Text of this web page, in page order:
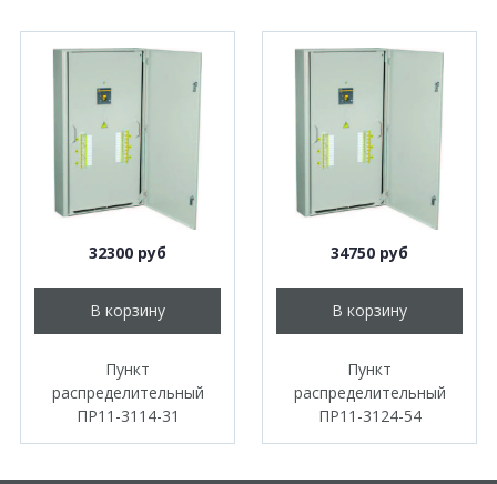
32300 руб
В корзину
Пункт
распределительный
ПР11-3114-31
34750 руб
В корзину
Пункт
распределительный
ПР11-3124-54